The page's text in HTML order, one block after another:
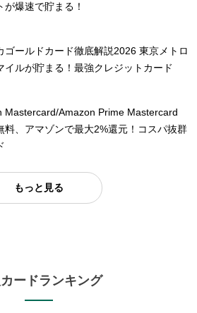
が爆速で貯まる！
ゴールドカード徹底解説2026 東京メトロ
イルが貯まる！最強クレジットカード
Mastercard/Amazon Prime Mastercard
料、アマゾンで最大2%還元！コスパ抜群
もっと見る
ードランキング